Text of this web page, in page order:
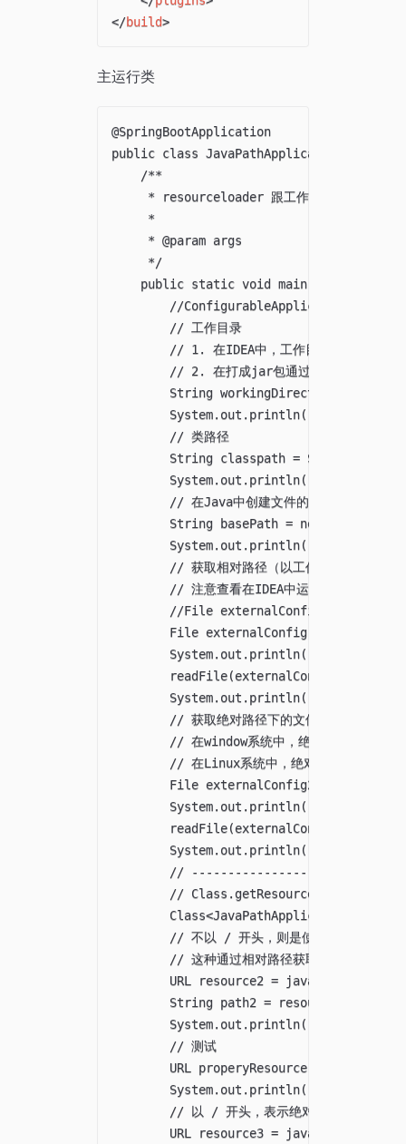
</build>
主运行类
@SpringBootApplication
public class JavaPathApplication {
    /**
     * resourceloader 跟工作目录的关系
     *
     * @param args
     */
public static void main(String[]
//
        // 工作目录
// 1. 在IDEA中，工作目录默认为代码
// 2. 在打成jar包通过在命令行执行
String workingDirectory =
System.out.println("java -jar的
        // 类路径
String classpath =
System.out.println("java -jar的
// 在Java中创建文件的相对路径的起点
String basePath = new
System.out.println("在Java代码中
// 获取相对路径（以工作目录为起点）
// 注意查看在IDEA中运行代码和在命令
//File externalConfig = new
File externalConfig = new
System.out.println("↓↓↓↓↓↓↓↓↓↓↓↓↓
        readFile(externalConfig);
System.out.println("↑↑↑↑↑↑↑↑↑↑↑↑↑
        // 获取绝对路径下的文件，
// 在window系统中，绝对路径的起点是
        // 在Linux系统中，绝对路径的起点是 /
File externalConfig2 = new
System.out.println("↓↓↓↓↓↓↓↓↓↓↓↓↓
        readFile(externalConfig2);
System.out.println("↑↑↑↑↑↑↑↑↑↑↑↑↑
//
        // Class.getResource("");
Class<JavaPathApplication>
// 不以 / 开头，则是使用相对路径，
// 这种通过相对路径获取特定包下的资
URL resource2 =
String path2 = resource2 !=
        // 测试
URL properyResource =
System.out.println("加载当前Main
// 以 / 开头，表示绝对路径，绝对路
URL resource3 =